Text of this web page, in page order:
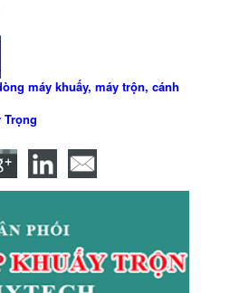
máy khuấy, máy trộn, cánh
Trọng